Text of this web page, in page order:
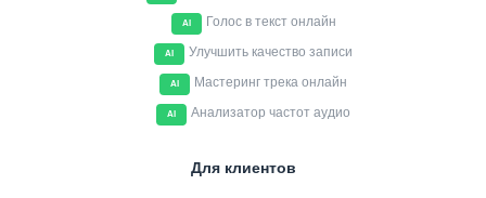
AI Голос в текст онлайн
AI Улучшить качество записи
AI Мастеринг трека онлайн
AI Анализатор частот аудио
Для клиентов